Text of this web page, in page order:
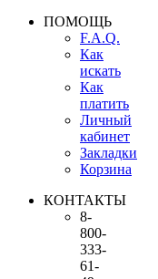
ПОМОЩЬ
F.A.Q.
Как
искать
Как
платить
Личный
кабинет
Закладки
Корзина
КОНТАКТЫ
8-
800-
333-
61-